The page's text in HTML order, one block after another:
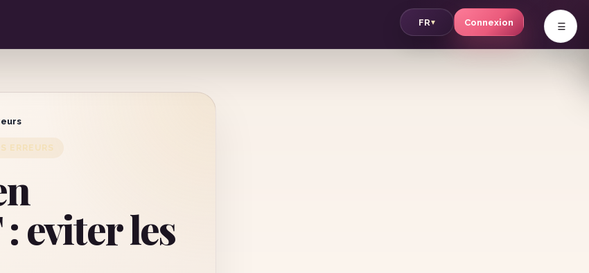
FR▾ Connexion v
ERREURS
eviter les